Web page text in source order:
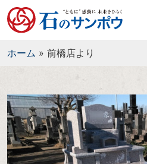
ホーム » 前橋店より